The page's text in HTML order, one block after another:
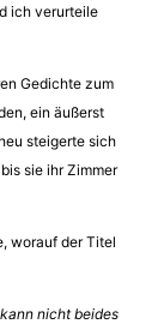
ich verurteile
Gedichte zum
ein äußerst
steigerte sich
sie ihr Zimmer
worauf der Titel
nicht beides